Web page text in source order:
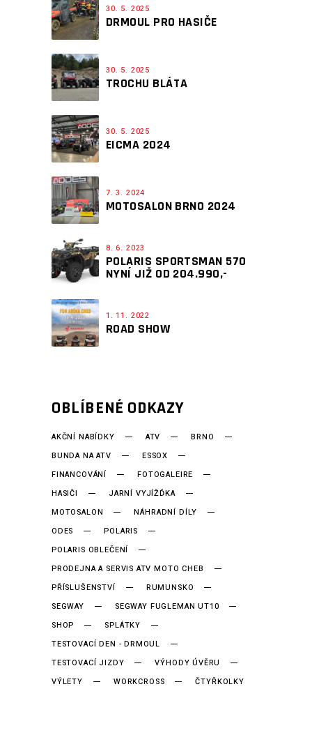
30. 5. 2025
DRMOUL PRO HASIČE
30. 5. 2025
TROCHU BLÁTA
30. 5. 2025
EICMA 2024
7. 3. 2024
MOTOSALON BRNO 2024
8. 6. 2023
POLARIS SPORTSMAN 570
NYNÍ JIŽ OD 204.990,-
1. 11. 2022
ROAD SHOW
OBLÍBENÉ ODKAZY
AKČNÍ NABÍDKY ATV
BRNO
BUNDA NA ATV
ESSOX
FINANCOVÁNÍ
FOTOGALEIRE
HASIČI
JARNÍ VYJÍŽĎKA
MOTOSALON
NÁHRADNÍ DÍLY
ODES
POLARIS
POLARIS OBLEČENÍ
PRODEJNA A SERVIS ATV MOTO CHEB
PŘÍSLUŠENSTVÍ
RUMUNSKO
SEGWAY
SEGWAY FUGLEMAN UT10
SHOP
SPLÁTKY
TESTOVACÍ DEN - DRMOUL
TESTOVACÍ JIZDY
VÝHODY ÚVĚRU
VÝLETY
WORKCROSS ČTYŘKOLKY